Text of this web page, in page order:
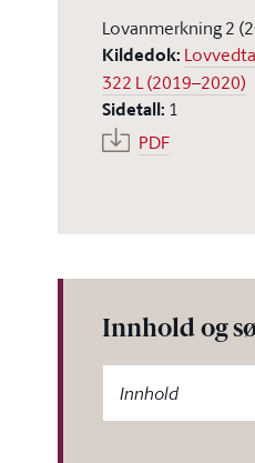
Lovanmerkning 2
Kildedok:
322 L (2019–2020)
Sidetall: 1
PDF
Innhold og
Innhold